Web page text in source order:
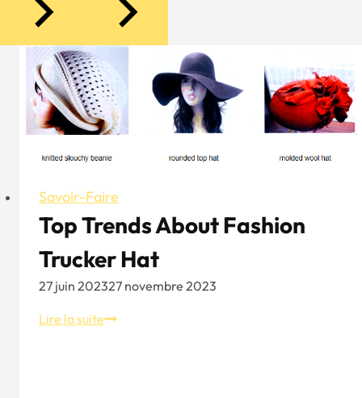
Savoir-Faire
Top Trends About Fashion
Trucker Hat
27 juin 202327 novembre 2023
Lire la suiteTop